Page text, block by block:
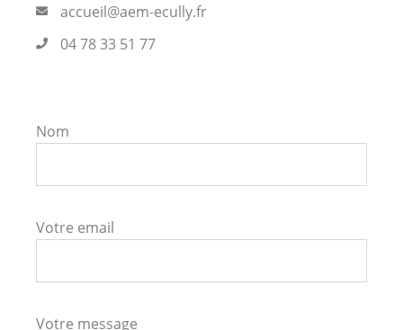
accueil@aem-ecully.fr
04 78 33 51 77
Nom
Votre email
Votre message